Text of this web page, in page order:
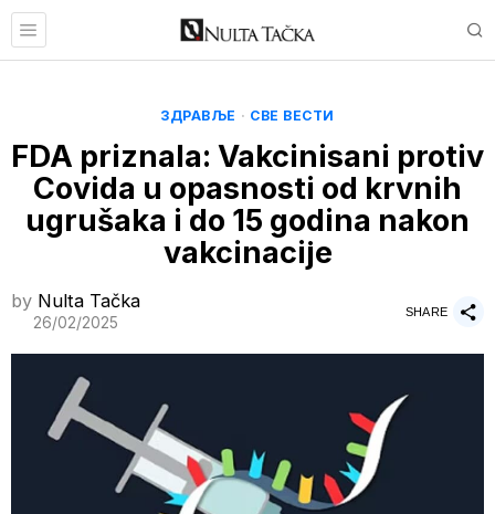
ЗДРАВЉЕ · СВЕ ВЕСТИ
FDA priznala: Vakcinisani protiv
Covida u opasnosti od krvnih
ugrušaka i do 15 godina nakon
vakcinacije
by Nulta Tačka
26/02/2025
SHARE